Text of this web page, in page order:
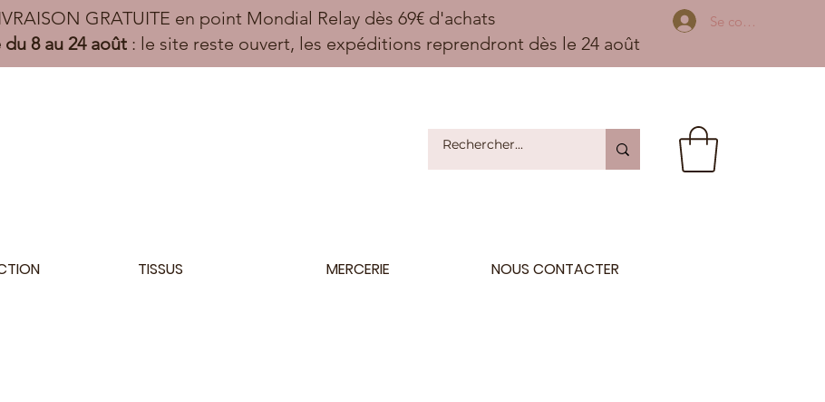
GRATUITE en point Mondial Relay dès 69€ d'achats
8 au 24 août: le site reste ouvert, les expéditions reprendront dès le 24 août
Se connecter
TISSUS MERCERIE NOUS CONTACTER